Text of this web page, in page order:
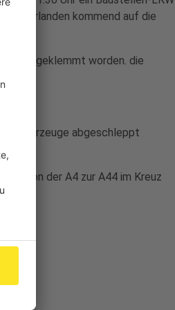
Niederlanden kommend auf die
eingeklemmt worden. die
abgeschleppt
von der A4 zur A44 im Kreuz